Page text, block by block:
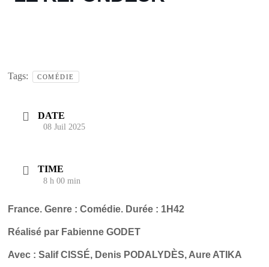
Tags: COMÉDIE
DATE
08 Juil 2025
TIME
8 h 00 min
France. Genre : Comédie. Durée : 1H42
Réalisé par Fabienne GODET
Avec : Salif CISSÉ, Denis PODALYDÈS, Aure ATIKA